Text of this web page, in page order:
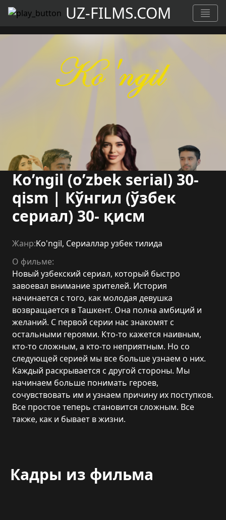
UZ-FILMS.COM
Ko’ngil (o’zbek serial) 30-
qism | Кўнгил (ўзбек
сериал) 30- қисм
Жанр:Ko'ngil, Сериаллар узбек тилида
О фильме:
Новый узбекский сериал, который быстро
завоевал внимание зрителей. История
начинается с того, как молодая девушка
возвращается в Ташкент. Она полна амбиций и
желаний. С первой серии нас знакомят с
остальными героями. Кто-то кажется наивным,
кто-то сложным, а кто-то неприятным. Но со
следующей серией мы все больше узнаем о них.
Каждый раскрывается с другой стороны. Мы
начинаем больше понимать героев,
сочувствовать им и узнаем причину их поступков.
Все простое теперь становится сложным. Все
также, как и бывает в жизни.
Кадры из фильма